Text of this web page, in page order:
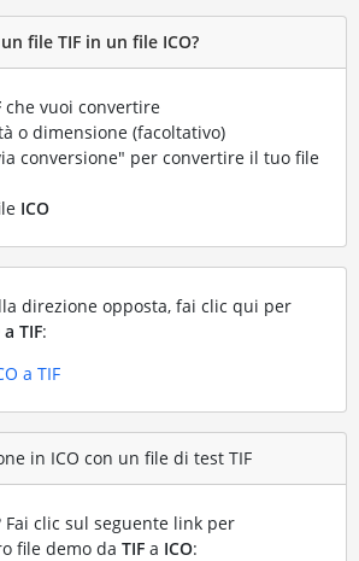
file TIF in un file ICO?
che vuoi convertire
o dimensione (facoltativo)
conversione" per convertire il tuo file
ICO
direzione opposta, fai clic qui per
a TIF:
a TIF
in ICO con un file di test TIF
Fai clic sul seguente link per
file demo da TIFa ICO: